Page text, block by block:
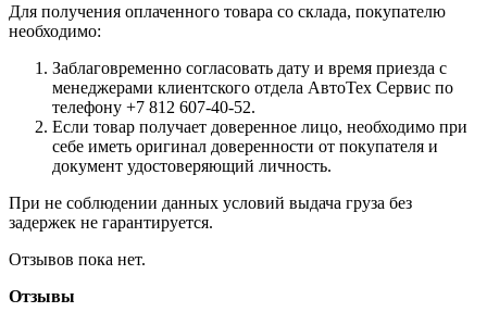
Для получения оплаченного товара со склада, покупателю
необходимо:
Заблаговременно согласовать дату и время приезда с
менеджерами клиентского отдела АвтоТех Сервис по
телефону +7 812 607-40-52.
Если товар получает доверенное лицо, необходимо при
себе иметь оригинал доверенности от покупателя и
документ удостоверяющий личность.
При не соблюдении данных условий выдача груза без
задержек не гарантируется.
Отзывов пока нет.
Отзывы